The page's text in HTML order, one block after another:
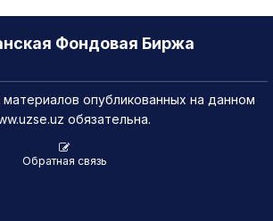
Фондовая Биржа
опубликованных на данном
обязательна.
Обратная связь